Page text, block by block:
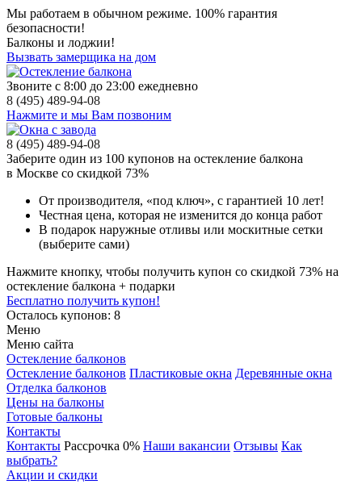
Мы работаем в обычном режиме. 100% гарантия
безопасности!
Балконы и лоджии!
Вызвать замерщика на дом
Звоните с 8:00 до 23:00 ежедневно
8 (495) 489-94-08
Нажмите и мы Вам позвоним
8 (495) 489-94-08
Заберите один из 100 купонов на остекление балкона
в Москве со скидкой 73%
От производителя, «под ключ», с гарантией 10 лет!
Честная цена, которая не изменится до конца работ
В подарок наружные отливы или москитные сетки
(выберите сами)
Нажмите кнопку, чтобы получить купон со скидкой 73% на
остекление балкона + подарки
Бесплатно получить купон!
Осталось купонов: 8
Меню
Меню сайта
Остекление балконов
Остекление балконов Пластиковые окна Деревянные окна
Отделка балконов
Цены на балконы
Готовые балконы
Контакты
Контакты Рассрочка 0% Наши вакансии Отзывы Как
выбрать?
Акции и скидки